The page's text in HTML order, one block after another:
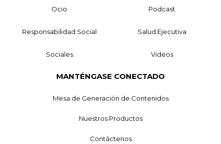
Ocio Podcast
Responsabilidad Social Salud Ejecutiva
Sociales Videos
MANTÉNGASE CONECTADO
Mesa de Generación de Contenidos
Nuestros Productos
Contáctenos